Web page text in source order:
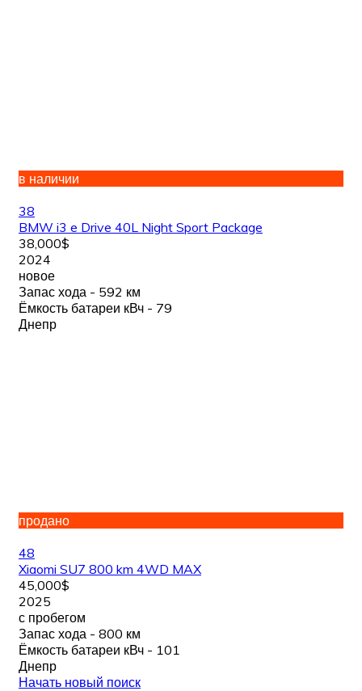
в наличии
38
BMW i3 e Drive 40L Night Sport Package
38,000$
2024
новое
Запас хода - 592 км
Ёмкость батареи кВч - 79
Днепр
продано
48
Xiaomi SU7 800 km 4WD MAX
45,000$
2025
с пробегом
Запас хода - 800 км
Ёмкость батареи кВч - 101
Днепр
Начать новый поиск